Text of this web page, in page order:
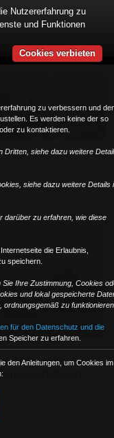
Ihnen ein
steht Ihnen
zu verbessern und
Es werden keine der so
zu kontaktieren.
Dritten, siehe dazu weitere
siehe dazu weitere Details
darüber zu erfahren, wie diese
die Erlaubnis,
speichern.
Sie Ihre Zustimmung, Cookies
und lokal gespeicherte
ordnungsgemäß zu
für den Datenschutz und die
Speicher zu erfahren.
den Anleitungen, um Cookies im
Nutzererfahrung zu
und Funktionen
Cookies verbieten